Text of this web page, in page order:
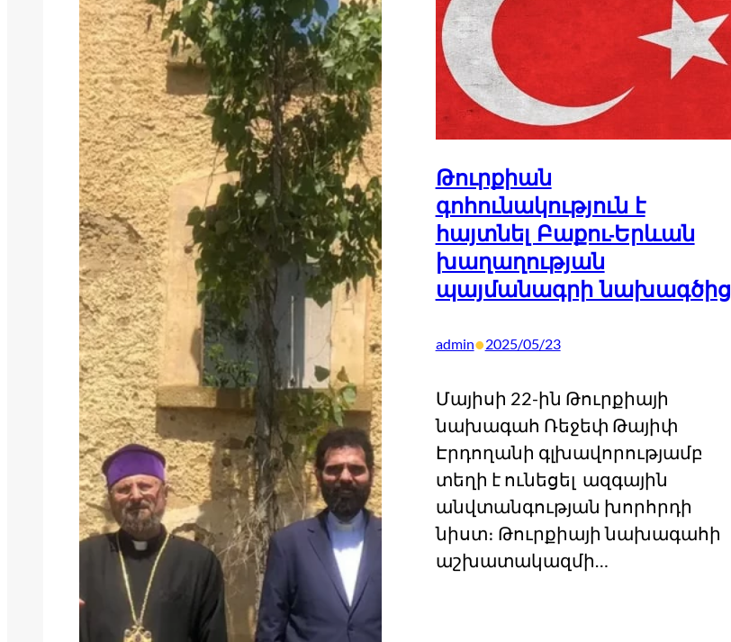
Թուրքիան
գոհունակություն է
հայտնել Բաքու-Երևան
խաղաղության
պայմանագրի նախագծից
admin•2025/05/23
Մայիսի 22-ին Թուրքիայի
նախագահ Ռեջեփ Թայիփ
Էրդողանի գլխավորությամբ
տեղի է ունեցել ազգային
անվտանգության խորհրդի
նիստ։ Թուրքիայի նախագահի
աշխատակազմի…